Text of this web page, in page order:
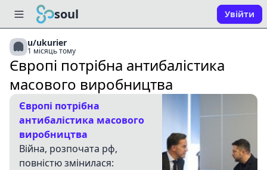
soul Увійти
u/ukurier
1 місяць тому
Європі потрібна антибалістика
масового виробництва
Європі потрібна
антибалістика масового
виробництва
Війна, розпочата рф,
повністю змінилася: